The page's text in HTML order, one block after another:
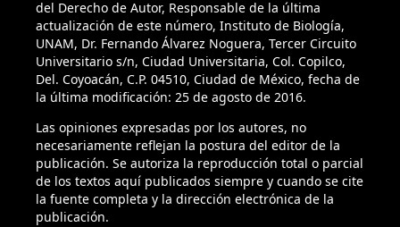
del Derecho de Autor, Responsable de la última
actualización de este número, Instituto de Biología,
UNAM, Dr. Fernando Álvarez Noguera, Tercer Circuito
Universitario s/n, Ciudad Universitaria, Col. Copilco,
Del. Coyoacán, C.P. 04510, Ciudad de México, fecha de
la última modificación: 25 de agosto de 2016.
Las opiniones expresadas por los autores, no
necesariamente reflejan la postura del editor de la
publicación. Se autoriza la reproducción total o parcial
de los textos aquí publicados siempre y cuando se cite
la fuente completa y la dirección electrónica de la
publicación.